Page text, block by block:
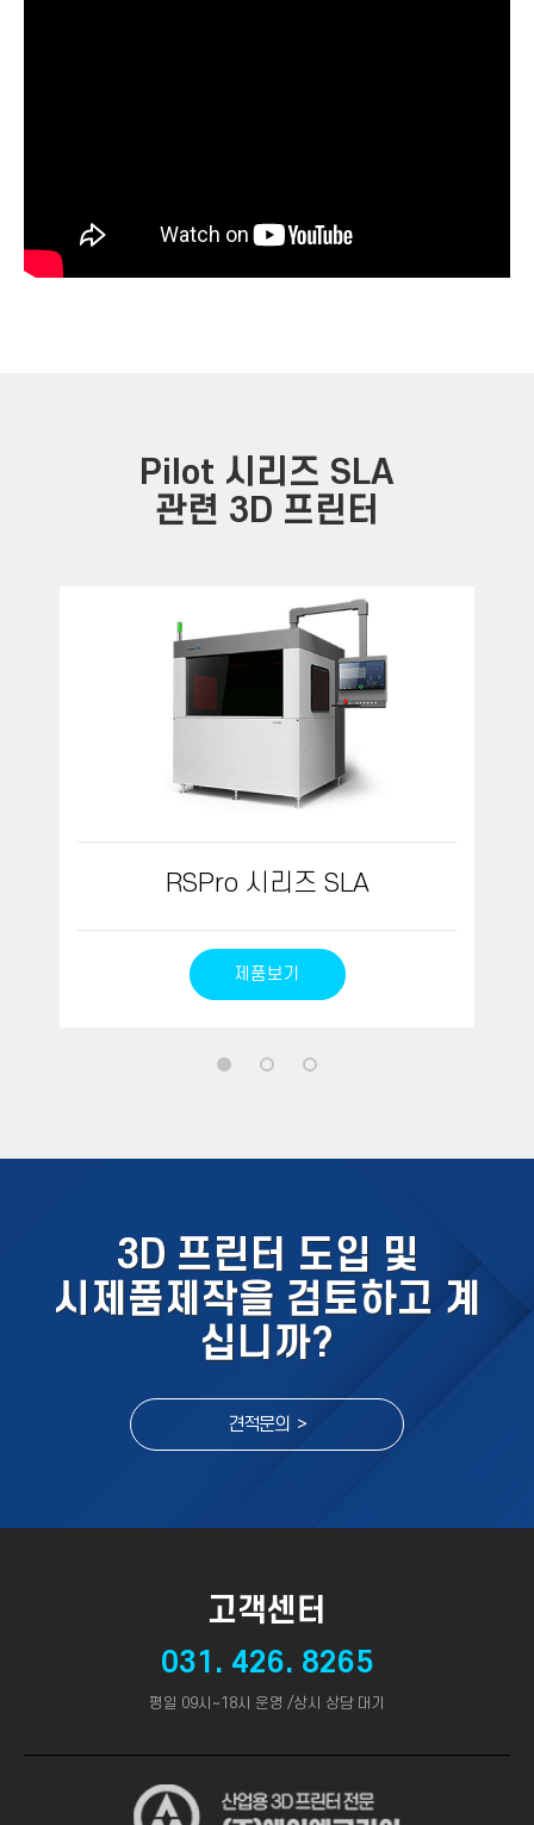
Pilot 시리즈 SLA
관련 3D 프린터
RSPro 시리즈 SLA
제품보기
3D 프린터 도입 및
시제품제작을 검토하고 계
십니까?
견적문의 >
고객센터
031. 426. 8265
평일 09시~18시 운영 /상시 상담 대기